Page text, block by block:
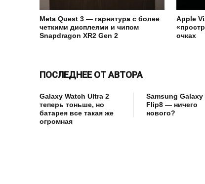
Meta Quest 3 — гарнитура с более
четкими дисплеями и чипом
Snapdragon XR2 Gen 2
Apple
очках
ПОСЛЕДНЕЕ ОТ АВТОРА
Galaxy Watch Ultra 2
теперь тоньше, но
батарея все такая же
огромная
Samsung Galaxy
Flip8 — ничего
нового?